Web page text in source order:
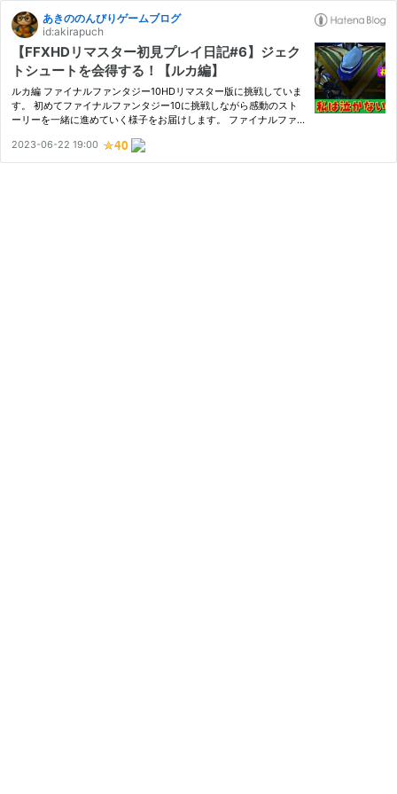
あきののんびりゲームブログ
id:akirapuch
【FFXHDリマスター初見プレイ日記#6】ジェク
トシュートを会得する！【ルカ編】
ルカ編 ファイナルファンタジー10HDリマスター版に挑戦していま
す。 初めてファイナルファンタジー10に挑戦しながら感動のスト
ーリーを一緒に進めていく様子をお届けします。 ファイナルファ
物語が特徴のRPGです。 新たな冒険への旅の始まりです！ 今回は
連…
2023-06-22 19:00